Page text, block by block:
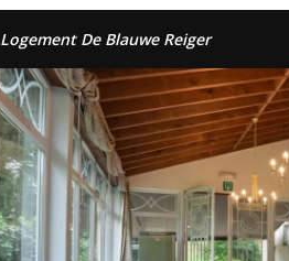
Logement De Blauwe Reiger